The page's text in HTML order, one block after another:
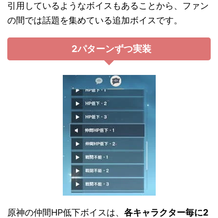
引用しているようなボイスもあることから、ファン
の間では話題を集めている追加ボイスです。
2パターンずつ実装
原神の仲間HP低下ボイスは、 各キャラクター毎に2